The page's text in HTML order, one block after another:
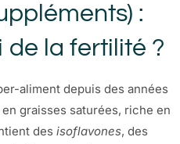
:
de la fertilité ?
aliment depuis des années
en graisses saturées, riche en
des isoflavones, des